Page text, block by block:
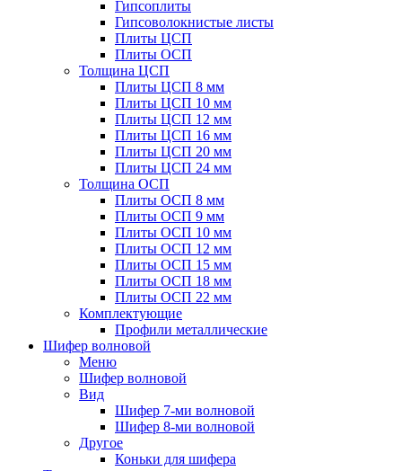
Гипсоплиты
Гипсоволокнистые листы
Плиты ЦСП
Плиты ОСП
Толщина ЦСП
Плиты ЦСП 8 мм
Плиты ЦСП 10 мм
Плиты ЦСП 12 мм
Плиты ЦСП 16 мм
Плиты ЦСП 20 мм
Плиты ЦСП 24 мм
Толщина ОСП
Плиты ОСП 8 мм
Плиты ОСП 9 мм
Плиты ОСП 10 мм
Плиты ОСП 12 мм
Плиты ОСП 15 мм
Плиты ОСП 18 мм
Плиты ОСП 22 мм
Комплектующие
Профили металлические
Шифер волновой
Меню
Шифер волновой
Вид
Шифер 7-ми волновой
Шифер 8-ми волновой
Другое
Коньки для шифера